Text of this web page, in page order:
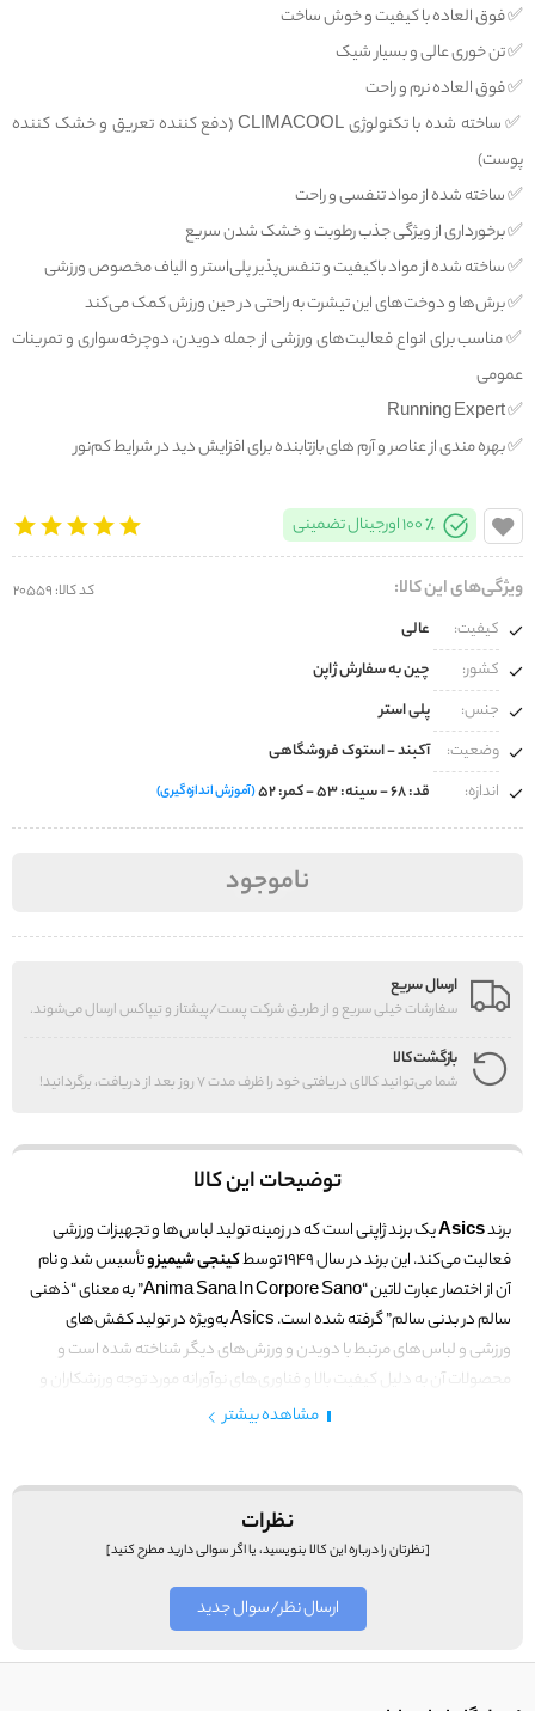
✅️ فوق العاده با کیفیت و خوش ساخت
✅️ تن خوری عالی و بسیار شیک
✅️ فوق العاده نرم و راحت
✅️ ساخته شده با تکنولوژی CLIMACOOL (دفع کننده تعریق و خشک کننده
پوست)
✅️ ساخته شده از مواد تنفسی و راحت
✅️ برخورداری از ویژگی‌ جذب رطوبت و خشک شدن سریع
✅️ ساخته شده از مواد باکیفیت و تنفس‌پذیر پلی‌استر و الیاف مخصوص ورزشی
✅️ برش‌ها و دوخت‌های این تیشرت به راحتی در حین ورزش کمک می‌کند
✅️ مناسب برای انواع فعالیت‌های ورزشی از جمله دویدن، دوچرخه‌سواری و تمرینات
عمومی
✅️ Running Expert
✅️ بهره مندی از عناصر و آرم های بازتابنده برای افزایش دید در شرایط کم‌نور
100% اورجینال تضمینی
ویژگی‌های این کالا: کد کالا: 20559
کیفیت:
عالی
کشور:
چین به سفارش ژاپن
جنس:
پلی استر
وضعیت:
آکبند - استوک فروشگاهی
اندازه:
قد: 68 - سینه: 53 - کمر: 52 (آموزش اندازه‌گیری)
ناموجود
ارسال سریع
سفارشات خیلی سریع و از طریق شرکت پست/پیشتاز و تیپاکس ارسال می‌شوند.
بازگشت کالا
شما می‌توانید کالای دریافتی خود را ظرف مدت 7 روز بعد از دریافت، برگردانید!
توضیحات این کالا
برندAsicsیک برند ژاپنی است که در زمینه تولید لباس‌ها و تجهیزات ورزشی
فعالیت می‌کند. این برند در سال 1949 توسط
کینجی شیمیزوتأسیس شد و نام
آن از اختصار عبارت لاتین “Anima Sana In Corpore Sano” به معنای “ذهنی
سالم در بدنی سالم” گرفته شده است. Asics به‌ویژه در تولید کفش‌های
ورزشی و لباس‌های مرتبط با دویدن و ورزش‌های دیگر شناخته شده است و
محصولات آن به دلیل کیفیت بالا و فناوری‌های نوآورانه مورد توجه ورزشکاران و
علاقه‌مندان به ورزش قرار دارد. مشاهده بیشتر
نظرات
[نظرتان را درباره این کالا بنویسید، یا اگر سوالی دارید مطرح کنید]
ارسال نظر/سوال جدید